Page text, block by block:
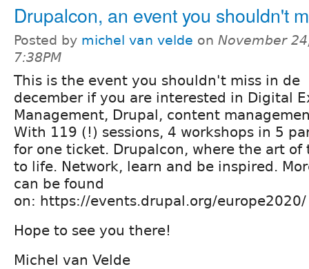
Drupalcon, an event you shouldn't
Posted by michel van velde on November
7:38PM
This is the event you shouldn't miss in de
december if you are interested in Digital
Management, Drupal, content
With 119 (!) sessions, 4 workshops in 5
for one ticket. Drupalcon, where the art of
to life. Network, learn and be inspired.
can be found
on: https://events.drupal.org/
Hope to see you there!
Michel van Velde